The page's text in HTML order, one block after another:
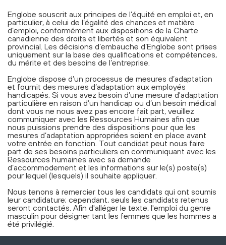
Englobe souscrit aux principes de l’équité en emploi et, en
particulier, à celui de l’égalité des chances et matière
d’emploi, conformément aux dispositions de la Charte
canadienne des droits et libertés et son équivalent
provincial. Les décisions d’embauche d’Englobe sont prises
uniquement sur la base des qualifications et compétences,
du mérite et des besoins de l’entreprise.
Englobe dispose d’un processus de mesures d’adaptation
et fournit des mesures d’adaptation aux employés
handicapés. Si vous avez besoin d’une mesure d'adaptation
particulière en raison d’un handicap ou d’un besoin médical
dont vous ne nous avez pas encore fait part, veuillez
communiquer avec les Ressources Humaines afin que
nous puissions prendre des dispositions pour que les
mesures d’adaptation appropriées soient en place avant
votre entrée en fonction. Tout candidat peut nous faire
part de ses besoins particuliers en communiquant avec les
Ressources humaines avec sa demande
d’accommodement et les informations sur le(s) poste(s)
pour lequel (lesquels) il souhaite appliquer.
Nous tenons à remercier tous les candidats qui ont soumis
leur candidature; cependant, seuls les candidats retenus
seront contactés. Afin d'alléger le texte, l'emploi du genre
masculin pour désigner tant les femmes que les hommes a
été privilégié.